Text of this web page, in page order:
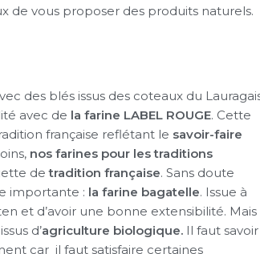
de vous proposer des produits naturels.
des blés issus des coteaux du
avec de la farine LABEL ROUGE. Cette
française reflétant le savoir-faire
nos farines pour les traditions
detradition française. Sans doute
importante : la farine bagatelle. Issue à
et d’avoir une bonne extensibilité. Mais
d’agriculture biologique. Il faut savoir
car il faut satisfaire certaines